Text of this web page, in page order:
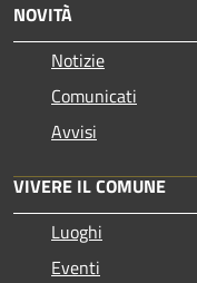
NOVITÀ
Notizie
Comunicati
Avvisi
VIVERE IL COMUNE
Luoghi
Eventi